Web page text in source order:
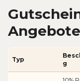
Angebote
Typ
g